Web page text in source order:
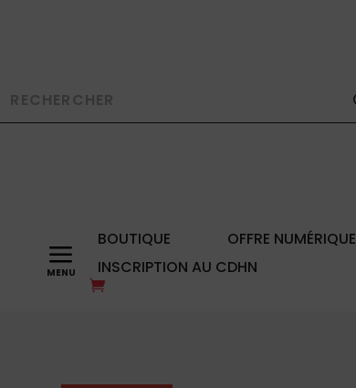
a BOUTIQUE OFFRE NUMÉRIQUE
INSCRIPTION AU CDHN